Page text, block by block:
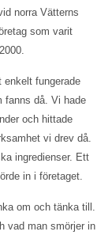
norra Vätterns
som varit
enkelt fungerade
fanns då. Vi hade
och hittade
vi drev då.
ingredienser. Ett
in i företaget.
om och tänka till.
vad man smörjer in